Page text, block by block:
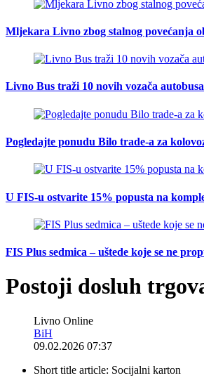
Mljekara Livno zbog stalnog povećanja
Livno Bus traži 10 novih vozača autobusa
Pogledajte ponudu Bilo trade-a za
U FIS-u ostvarite 15% popusta na
FIS Plus sedmica – uštede koje se ne
Postoji dosluh
Livno Online
BiH
09.02.2026 07:37
Short title article: Socijalni karton